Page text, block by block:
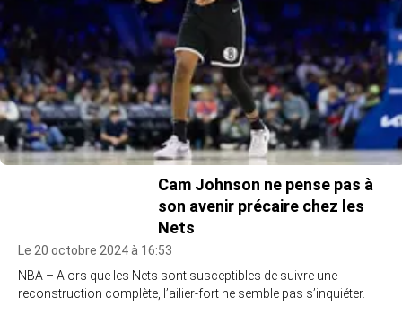
Cam Johnson ne pense pas à
son avenir précaire chez les
Nets
Le 20 octobre 2024 à 16:53
NBA – Alors que les Nets sont susceptibles de suivre une
reconstruction complète, l’ailier-fort ne semble pas s’inquiéter.